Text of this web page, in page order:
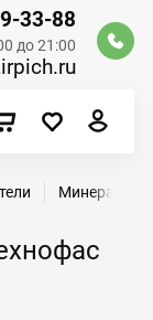
33-88
до 21:00